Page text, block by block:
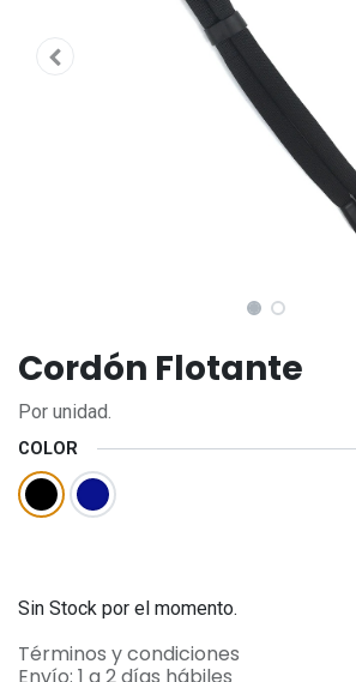
Cordón Flotante
Por unidad.
COLOR
Sin Stock por el momento.
Términos y condiciones